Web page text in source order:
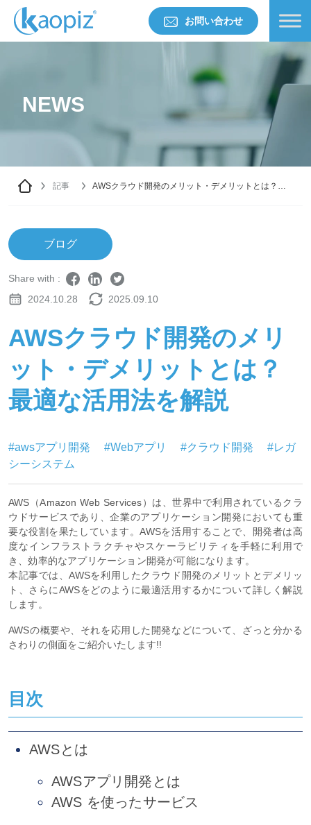
お問い合わせ
NEWS
記事
AWSクラウド開発のメリット・デメリットとは？最
ブログ
Share with :
2024.10.28
2025.09.10
AWSクラウド開発のメリ
ット・デメリットとは？
最適な活用法を解説
#awsアプリ開発 #Webアプリ #クラウド開発
#レガ
シーシステム
AWS（Amazon Web Services）は、世界中で利用されているクラ
ウドサービスであり、企業のアプリケーション開発においても重
要な役割を果たしています。AWSを活用することで、開発者は高
度なインフラストラクチャやスケーラビリティを手軽に利用で
き、効率的なアプリケーション開発が可能になります。
本記事では、AWSを利用したクラウド開発のメリットとデメリッ
ト、さらにAWSをどのように最適活用するかについて詳しく解説
します。
AWSの概要や、それを応用した開発などについて、ざっと分かる
さわりの側面をご紹介いたします!!
目次
AWSとは
AWSアプリ開発とは
AWS を使ったサービス